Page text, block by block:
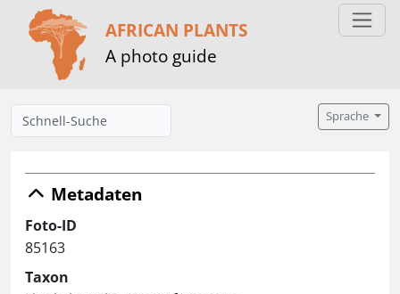
AFRICAN PLANTS
A photo guide
Sprache
Metadaten
Foto-ID
85163
Taxon